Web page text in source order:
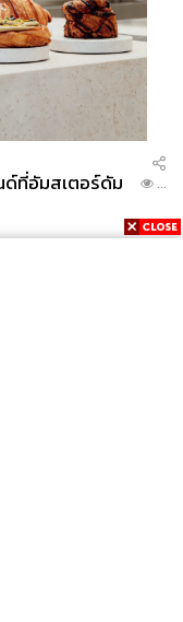
ด์ที่อัมสเตอร์ดัม ...